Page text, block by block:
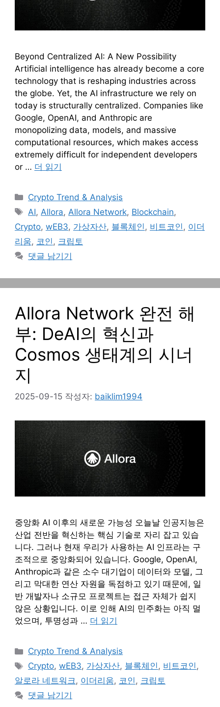
Beyond Centralized AI: A New Possibility
Artificial intelligence has already become a core
technology that is reshaping industries across
the globe. Yet, the AI infrastructure we rely on
today is structurally centralized. Companies like
Google, OpenAI, and Anthropic are
monopolizing data, models, and massive
computational resources, which makes access
extremely difficult for independent developers
or … 더 읽기
카
테
리
Crypto Trend & Analysis
태
그
AI, Allora, Allora Network, Blockchain,
Crypto, wEB3, 가상자산, 블록체인 , 비트코인 , 이더
리움, 코인 , 크립토
댓글 남기기
Allora Network 완전 해
부: DeAI의 혁신과
Cosmos 생태계의 시너
지
2025-09-15 작성자: baiklim1994
중앙화 AI 이후의 새로운 가능성 오늘날 인공지능은
산업 전반을 혁신하는 핵심 기술로 자리 잡고 있습
니다. 그러나 현재 우리가 사용하는 AI 인프라는 구
조적으로 중앙화되어 있습니다. Google, OpenAI,
Anthropic과 같은 소수 대기업이 데이터와 모델, 그
리고 막대한 연산 자원을 독점하고 있기 때문에, 일
반 개발자나 소규모 프로젝트는 접근 자체가 쉽지
않은 상황입니다. 이로 인해 AI의 민주화는 아직 멀
었으며, 투명성과 … 더 읽기
카
테
리
Crypto Trend & Analysis
태
그
Crypto,wEB3, 가상자산, 블록체인, 비트코인,
알로라 네트워크, 이더리움, 코인, 크립토
댓글 남기기